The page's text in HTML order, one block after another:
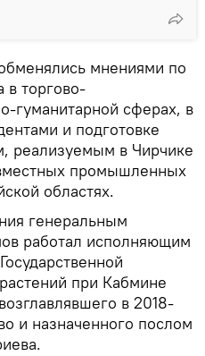
мнениями по
в торгово-
гуманитарной сферах, в
и подготовке
реализуемым в Чирчике
промышленных
областях.
генеральным
работал исполняющим
при Кабмине
в 2018-
и назначенного послом